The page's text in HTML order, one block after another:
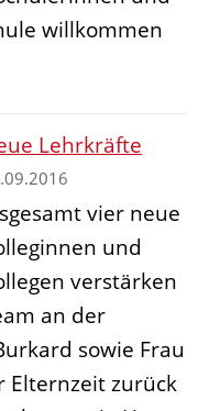
willkommen
Lehrkräfte
vier neue
und
verstärken
an der
sowie Frau
Elternzeit zurück